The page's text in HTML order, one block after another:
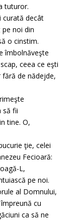
tuturor.
curată decât
noi din
o cinstim.
îmbolnăveşte
ceea ce eşti
de nădejde,
să fii
tine. O,
ţie, celei
Fecioară:
L,
pe noi.
al Domnului,
cu
ca să ne